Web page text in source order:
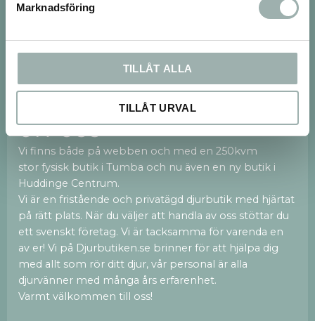
Marknadsföring
TILLÅT ALLA
TILLÅT URVAL
Om oss
Vi finns både på webben och med en 250kvm
stor fysisk butik i Tumba och nu även en ny butik i
Huddinge Centrum.
Vi är en fristående och privatägd djurbutik med hjärtat
på rätt plats. När du väljer att handla av oss stöttar du
ett svenskt företag. Vi är tacksamma för varenda en
av er! Vi på Djurbutiken.se brinner för att hjälpa dig
med allt som rör ditt djur, vår personal är alla
djurvänner med många års erfarenhet.
Varmt välkommen till oss!